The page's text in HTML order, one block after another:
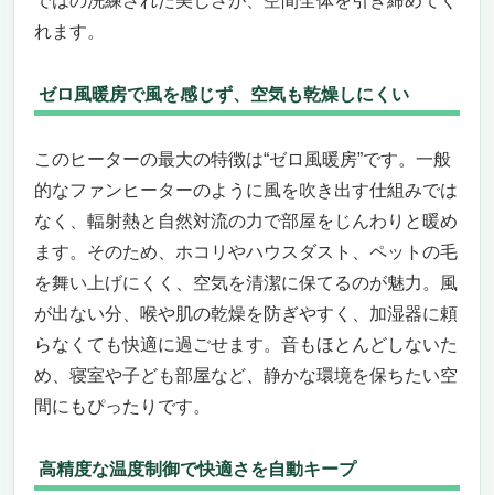
れます。
ゼロ風暖房で風を感じず、空気も乾燥しにくい
このヒーターの最大の特徴は“ゼロ風暖房”です。一般
的なファンヒーターのように風を吹き出す仕組みでは
なく、輻射熱と自然対流の力で部屋をじんわりと暖め
ます。そのため、ホコリやハウスダスト、ペットの毛
を舞い上げにくく、空気を清潔に保てるのが魅力。風
が出ない分、喉や肌の乾燥を防ぎやすく、加湿器に頼
らなくても快適に過ごせます。音もほとんどしないた
め、寝室や子ども部屋など、静かな環境を保ちたい空
間にもぴったりです。
高精度な温度制御で快適さを自動キープ